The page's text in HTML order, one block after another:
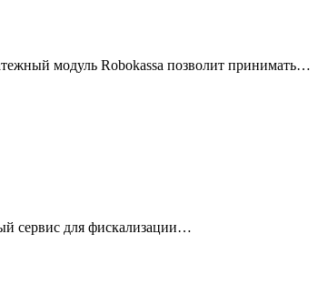
модуль Robokassa позволит принимать…
сервис для фискализации…